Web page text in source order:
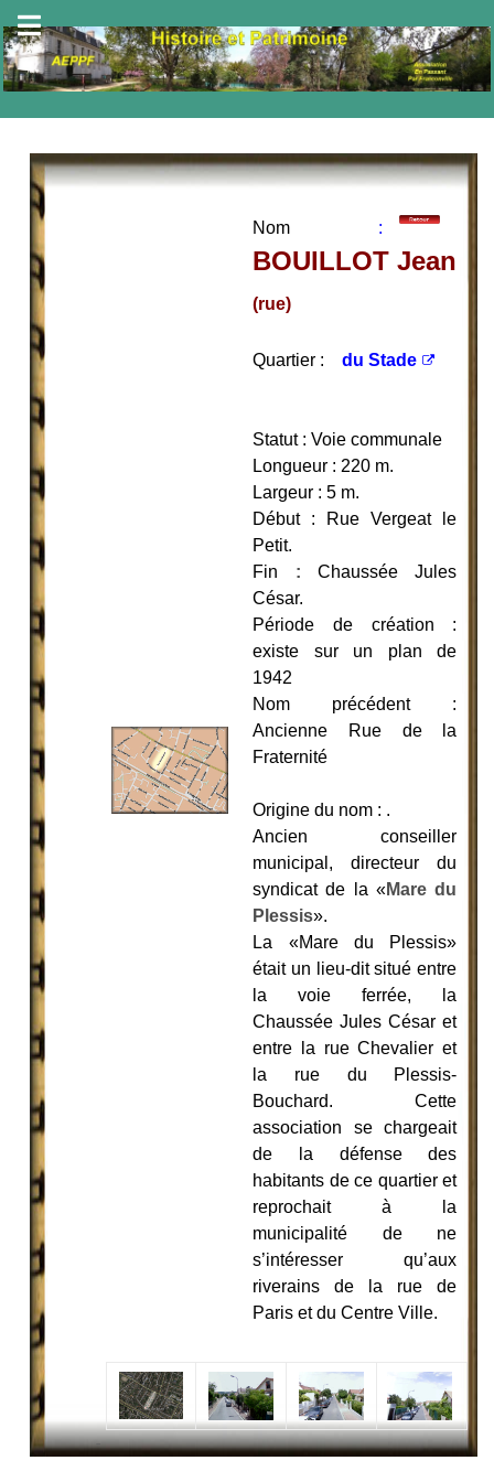
Nom :
BOUILLOT Jean
(rue)
Quartier : du Stade
Statut : Voie communale
Longueur : 220 m.
Largeur : 5 m.
Début : Rue Vergeat le
Petit.
Fin : Chaussée Jules
César.
Période de création :
existe sur un plan de
1942
Nom précédent :
Ancienne Rue de la
Fraternité
Origine du nom : .
Ancien conseiller
municipal, directeur du
syndicat de la «Mare du
Plessis».
La «Mare du Plessis»
était un lieu-dit situé entre
la voie ferrée, la
Chaussée Jules César et
entre la rue Chevalier et
la rue du Plessis-
Bouchard. Cette
association se chargeait
de la défense des
habitants de ce quartier et
reprochait à la
municipalité de ne
s’intéresser qu’aux
riverains de la rue de
Paris et du Centre Ville.
-